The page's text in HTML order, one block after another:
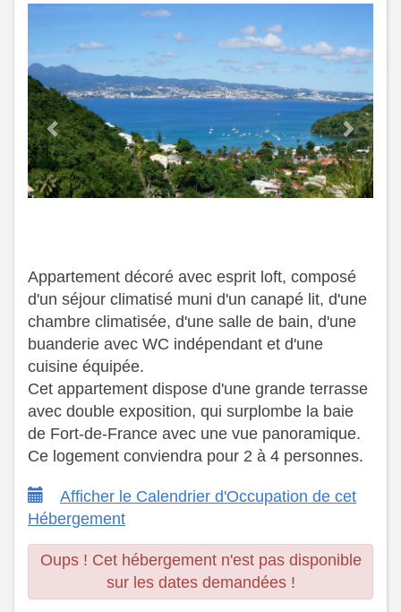
Appartement décoré avec esprit loft, composé
d'un séjour climatisé muni d'un canapé lit, d'une
chambre climatisée, d'une salle de bain, d'une
buanderie avec WC indépendant et d'une
cuisine équipée.
​ Cet appartement dispose d'une grande terrasse
avec double exposition, qui surplombe la baie
de Fort-de-France avec une vue panoramique.
​ Ce logement conviendra pour 2 à 4 personnes.
Afficher le Calendrier d'Occupation de cet
Hébergement
Oups ! Cet hébergement n'est pas disponible
sur les dates demandées !